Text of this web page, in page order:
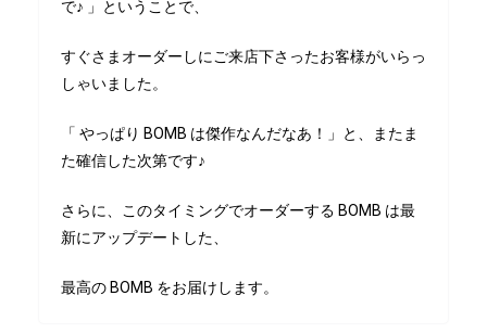
で♪ 」ということで、
すぐさまオーダーしにご来店下さったお客様がいらっ
しゃいました。
「 やっぱり BOMB は傑作なんだなあ！」と、またま
た確信した次第です♪
さらに、このタイミングでオーダーする BOMB は最
新にアップデートした、
最高の BOMB をお届けします。